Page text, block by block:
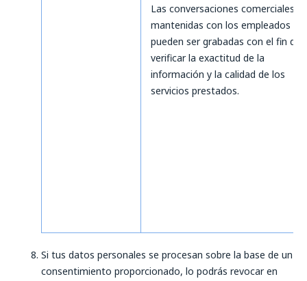
Las conversaciones comerciales
mantenidas con los empleados
pueden ser grabadas con el fin de
verificar la exactitud de la
información y la calidad de los
servicios prestados.
Si tus datos personales se procesan sobre la base de un
consentimiento proporcionado, lo podrás revocar en